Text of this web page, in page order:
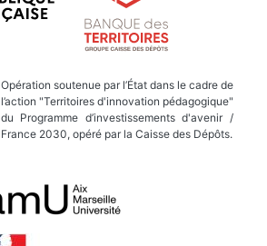
Opération soutenue par l’État dans le cadre de
l’action "Territoires d'innovation pédagogique"
du Programme d’investissements d'avenir /
France 2030, opéré par la Caisse des Dépôts.